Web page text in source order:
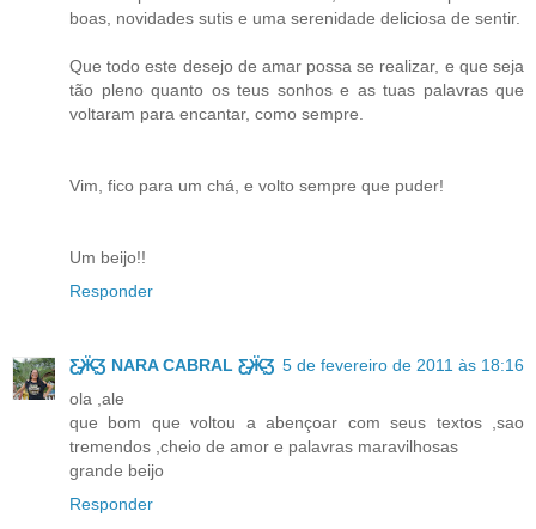
boas, novidades sutis e uma serenidade deliciosa de sentir.
Que todo este desejo de amar possa se realizar, e que seja
tão pleno quanto os teus sonhos e as tuas palavras que
voltaram para encantar, como sempre.
Vim, fico para um chá, e volto sempre que puder!
Um beijo!!
Responder
Ƹ̵̡Ӝ̵̨̄Ʒ NARA CABRAL Ƹ̵̡Ӝ̵̨̄Ʒ 5 de fevereiro de 2011 às 18:16
ola ,ale
que bom que voltou a abençoar com seus textos ,sao
tremendos ,cheio de amor e palavras maravilhosas
grande beijo
Responder